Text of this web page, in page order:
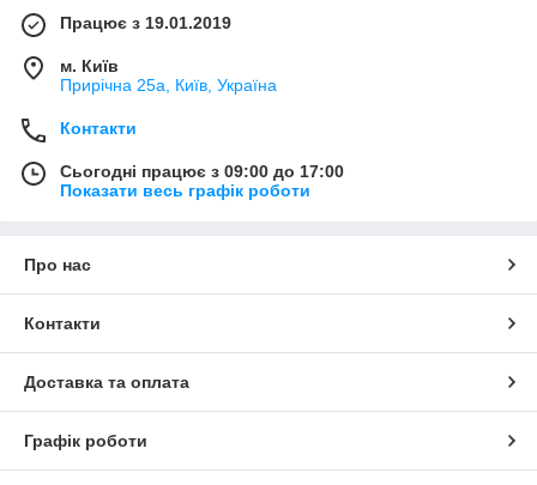
Працює з 19.01.2019
м. Київ
Прирічна 25а, Київ, Україна
Контакти
Сьогодні працює з 09:00 до 17:00
Показати весь графік роботи
Про нас
Контакти
Доставка та оплата
Графік роботи